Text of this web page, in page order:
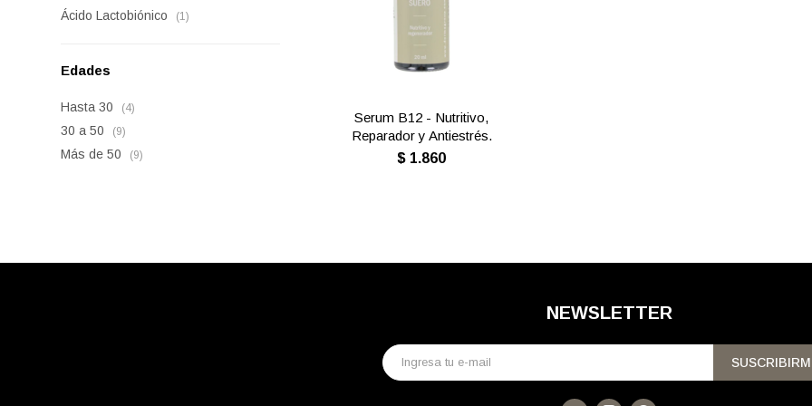
Serum B12 - Nutritivo,
Reparador y Antiestrés.
$ 1.860
Ácido Lactobiónico (1)
Edades
Hasta 30 (4)
30 a 50 (9)
Más de 50 (9)
NEWSLETTER